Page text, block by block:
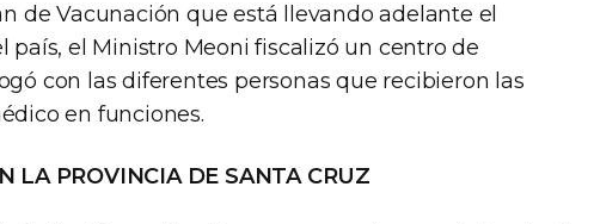
de Vacunación que está llevando adelante el
país, el Ministro Meoni fiscalizó un centro de
con las diferentes personas que recibieron las
en funciones.
LA PROVINCIA DE SANTA CRUZ